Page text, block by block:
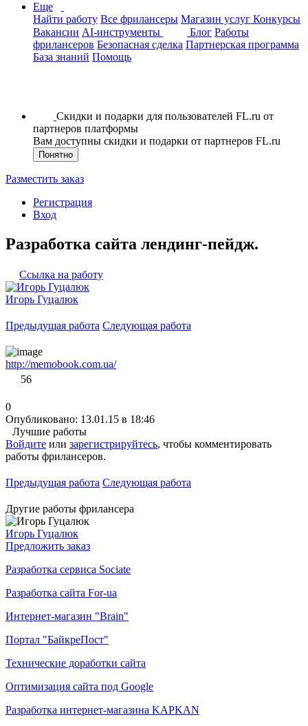
Еще
Найти работу Все фрилансеры Магазин услуг Конкурсы
Вакансии AI-инструменты Блог Работы
фрилансеров Безопасная сделка Партнерская программа
База знаний Помощь
Скидки и подарки для пользователей FL.ru от
партнеров платформы
Вам доступны скидки и подарки от партнеров FL.ru
Понятно
Разместить заказ
Регистрация
Вход
Разработка сайта лендинг-пейдж.
Ссылка на работу
Игорь Гуцалюк
Предыдущая работа Следующая работа
http://memobook.com.ua/
56
0
Опубликовано: 13.01.15 в 18:46
Лучшие работы
Войдите или зарегистрируйтесь, чтобы комментировать
работы фрилансеров.
Предыдущая работа Следующая работа
Другие работы фрилансера
Игорь Гуцалюк
Предложить заказ
Разработка сервисa Sociate
Разработка сайта For-ua
Интернет-магазин "Brain"
Портал "БайкреПост"
Технические доработки сайта
Оптимизация сайта под Google
Разработка интернет-магазина KAPKAN